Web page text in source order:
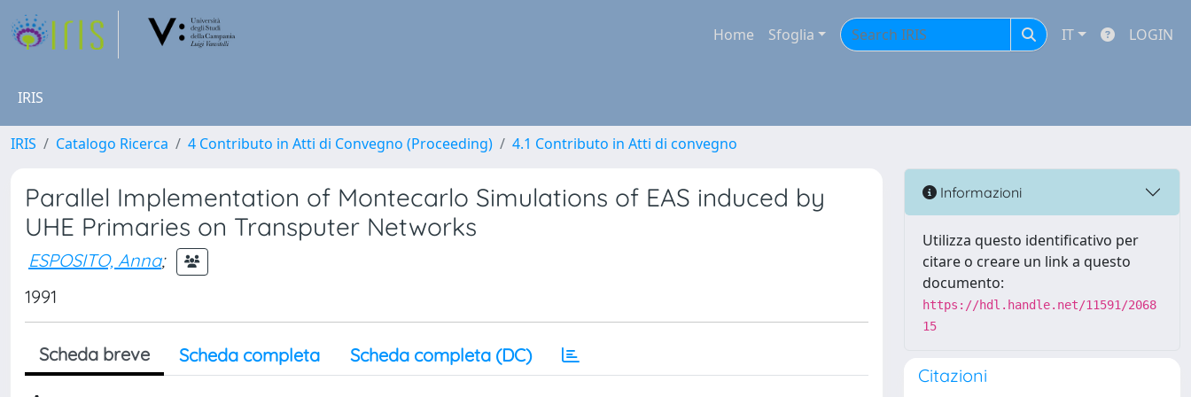
Home Sfoglia IT LOGIN
IRIS
IRIS Catalogo Ricerca 4 Contributo in Atti di Convegno (Proceeding) 4.1 Contributo in Atti di convegno
Parallel Implementation of Montecarlo Simulations of EAS induced by
UHE Primaries on Transputer Networks
ESPOSITO, Anna;
1991
Scheda breve Scheda completa Scheda completa (DC)
Informazioni
Utilizza questo identificativo per
citare o creare un link a questo
documento:
https://hdl.handle.net/11591/2068
15
Citazioni